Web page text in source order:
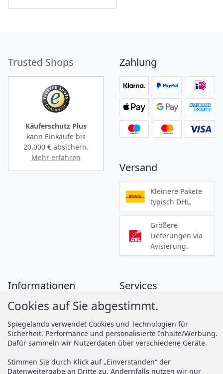
Trusted Shops
Käuferschutz Plus
kann Einkäufe bis
20.000 €absichern.
Mehr erfahren
Zahlung
Versand
Kleinere Pakete
typisch DHL.
Größere
Lieferungen via
Avisierung.
Informationen
Zahlung
Versand
AGB
Vertrag widerrufen
Services
Montageanleitungen
Spiegelando Magazin
Support
Cookies auf Sie abgestimmt.
Spiegelando verwendet Cookies und Technologien für
Sicherheit, Performance und personalisierte Inhalte/Werbung.
Dafür sammeln wir Nutzerdaten über verschiedene Geräte.
Stimmen Sie durch Klick auf „Einverstanden“ der
Datenweitergabe an Dritte zu. Andernfalls nutzen wir nur